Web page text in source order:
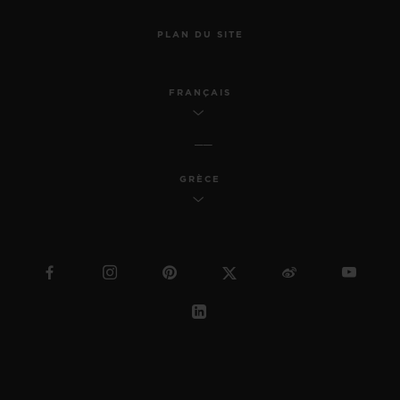
PLAN DU SITE
FRANÇAIS
GRÈCE